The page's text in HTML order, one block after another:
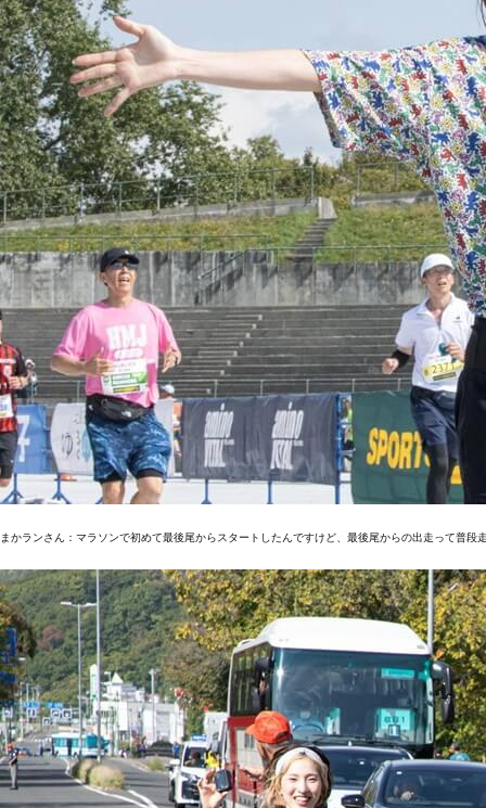
まかランさん：マラソンで初めて最後尾からスタートしたんですけど、最後尾からの出走って普